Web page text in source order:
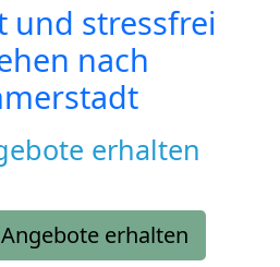
und stressfrei
nach
erhalten
erhalten